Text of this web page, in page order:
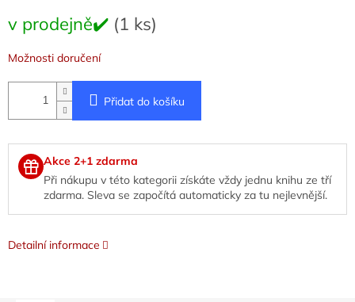
cena:
v prodejně✔️ (1 ks)
Možnosti doručení
Přidat do košíku
Akce 2+1 zdarma
Při nákupu v této kategorii získáte vždy jednu knihu ze tří
zdarma. Sleva se započítá automaticky za tu nejlevnější.
Detailní informace